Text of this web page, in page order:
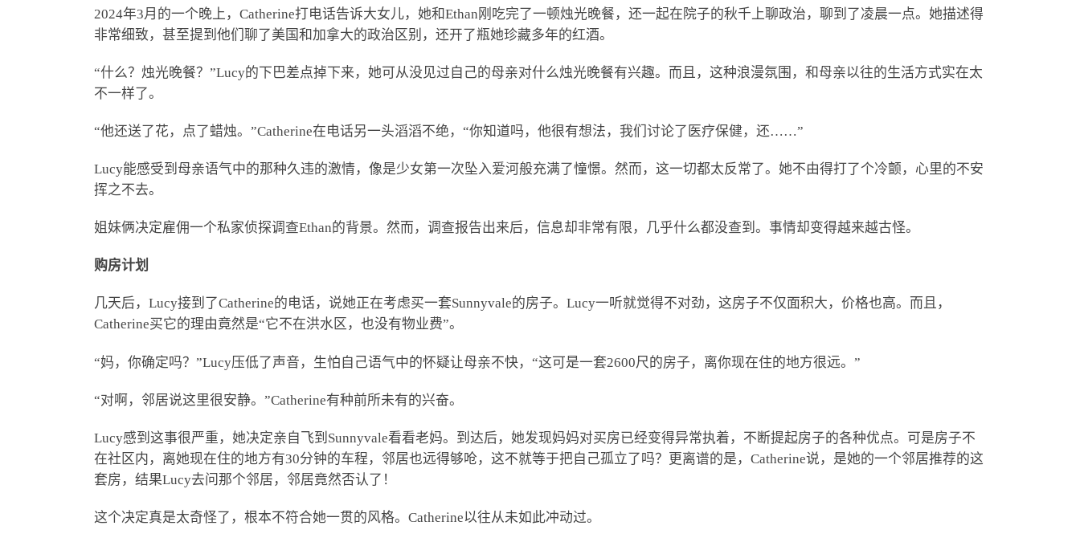
2024年3月的一个晚上，Catherine打电话告诉大女儿，她和Ethan刚吃完了一顿烛光晚餐，还一起在院子的秋千上聊政治，聊到了凌晨一点。她描述得
非常细致，甚至提到他们聊了美国和加拿大的政治区别，还开了瓶她珍藏多年的红酒。
“什么？烛光晚餐？”Lucy的下巴差点掉下来，她可从没见过自己的母亲对什么烛光晚餐有兴趣。而且，这种浪漫氛围，和母亲以往的生活方式实在太
不一样了。
“他还送了花，点了蜡烛。”Catherine在电话另一头滔滔不绝，“你知道吗，他很有想法，我们讨论了医疗保健，还……”
Lucy能感受到母亲语气中的那种久违的激情，像是少女第一次坠入爱河般充满了憧憬。然而，这一切都太反常了。她不由得打了个冷颤，心里的不安
挥之不去。
姐妹俩决定雇佣一个私家侦探调查Ethan的背景。然而，调查报告出来后，信息却非常有限，几乎什么都没查到。事情却变得越来越古怪。
购房计划
几天后，Lucy接到了Catherine的电话，说她正在考虑买一套Sunnyvale的房子。Lucy一听就觉得不对劲，这房子不仅面积大，价格也高。而且，
Catherine买它的理由竟然是“它不在洪水区，也没有物业费”。
“妈，你确定吗？”Lucy压低了声音，生怕自己语气中的怀疑让母亲不快，“这可是一套2600尺的房子，离你现在住的地方很远。”
“对啊，邻居说这里很安静。”Catherine有种前所未有的兴奋。
Lucy感到这事很严重，她决定亲自飞到Sunnyvale看看老妈。到达后，她发现妈妈对买房已经变得异常执着，不断提起房子的各种优点。可是房子不
在社区内，离她现在住的地方有30分钟的车程，邻居也远得够呛，这不就等于把自己孤立了吗？更离谱的是，Catherine说，是她的一个邻居推荐的这
套房，结果Lucy去问那个邻居，邻居竟然否认了！
这个决定真是太奇怪了，根本不符合她一贯的风格。Catherine以往从未如此冲动过。